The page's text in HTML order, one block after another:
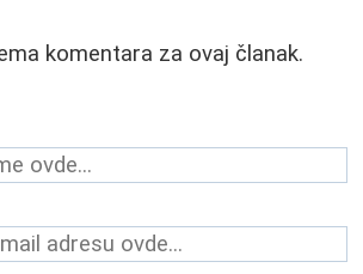
komentara za ovaj članak.